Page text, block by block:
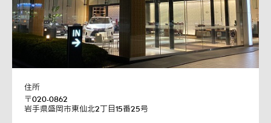
住所
〒020-0862
岩手県盛岡市東仙北2丁目15番25号